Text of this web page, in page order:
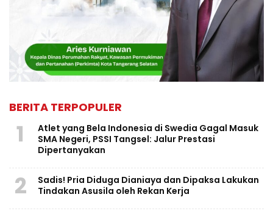
BERITA TERPOPULER
1
Atlet yang Bela Indonesia di Swedia Gagal Masuk
SMA Negeri, PSSI Tangsel: Jalur Prestasi
Dipertanyakan
2
Sadis! Pria Diduga Dianiaya dan Dipaksa Lakukan
Tindakan Asusila oleh Rekan Kerja